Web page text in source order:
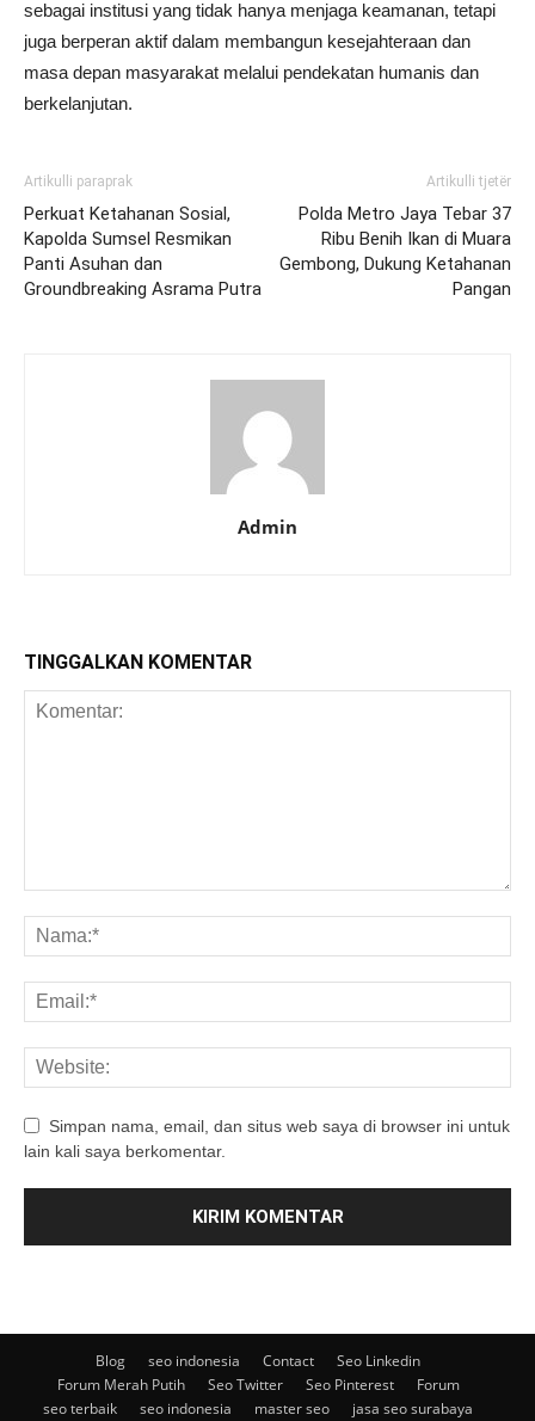
sebagai institusi yang tidak hanya menjaga keamanan, tetapi
juga berperan aktif dalam membangun kesejahteraan dan
masa depan masyarakat melalui pendekatan humanis dan
berkelanjutan.
Artikulli paraprak
Perkuat Ketahanan Sosial,
Kapolda Sumsel Resmikan
Panti Asuhan dan
Groundbreaking Asrama Putra
Artikulli tjetër
Polda Metro Jaya Tebar 37
Ribu Benih Ikan di Muara
Gembong, Dukung Ketahanan
Pangan
Admin
TINGGALKAN KOMENTAR
Simpan nama, email, dan situs web saya di browser ini untuk
lain kali saya berkomentar.
Blog seo indonesia Contact
Seo Linkedin
Forum Merah Putih
Seo Twitter Seo Pinterest
Forum
seo terbaik
seo indonesia master seo
jasa seo surabaya